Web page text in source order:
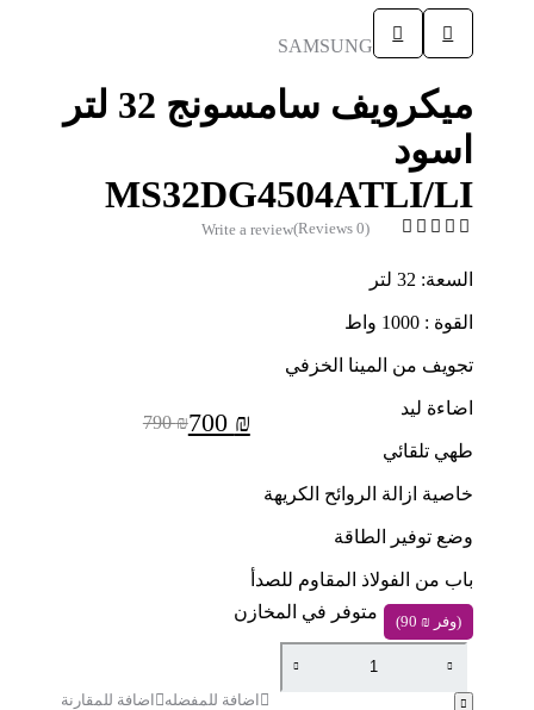
SAMSUNG
ميكرويف سامسونج 32 لتر
اسود
MS32DG4504ATLI/LI
(0 Reviews)
Write a review
السعة: 32 لتر
القوة : 1000 واط
تجويف من المينا الخزفي
اضاءة ليد
طهي تلقائي
خاصية ازالة الروائح الكريهة
وضع توفير الطاقة
باب من الفولاذ المقاوم للصدأ
790₪السعر
700 ₪
السعر
(وفر 90 ₪
) متوفر في المخازن